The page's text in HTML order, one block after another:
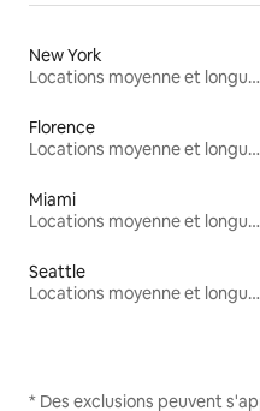
New York
Locations moyenne et longue durée
Florence
Locations moyenne et longue durée
Miami
Locations moyenne et longue durée
Seattle
Locations moyenne et longue durée
* Des exclusions peuvent